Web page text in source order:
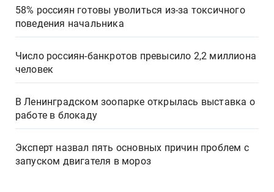
58% россиян готовы уволиться из-за токсичного
поведения начальника
Число россиян-банкротов превысило 2,2 миллиона
человек
В Ленинградском зоопарке открылась выставка о
работе в блокаду
Эксперт назвал пять основных причин проблем с
запуском двигателя в мороз